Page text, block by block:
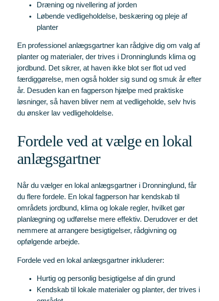
Dræning og nivellering af jorden
Løbende vedligeholdelse, beskæring og pleje af
planter
En professionel anlægsgartner kan rådgive dig om valg af
planter og materialer, der trives i Dronninglunds klima og
jordbund. Det sikrer, at haven ikke blot ser flot ud ved
færdiggørelse, men også holder sig sund og smuk år efter
år. Desuden kan en fagperson hjælpe med praktiske
løsninger, så haven bliver nem at vedligeholde, selv hvis
du ønsker lav vedligeholdelse.
Fordele ved at vælge en lokal
anlægsgartner
Når du vælger en lokal anlægsgartner i Dronninglund, får
du flere fordele. En lokal fagperson har kendskab til
områdets jordbund, klima og lokale regler, hvilket gør
planlægning og udførelse mere effektiv. Derudover er det
nemmere at arrangere besigtigelser, rådgivning og
opfølgende arbejde.
Fordele ved en lokal anlægsgartner inkluderer:
Hurtig og personlig besigtigelse af din grund
Kendskab til lokale materialer og planter, der trives i